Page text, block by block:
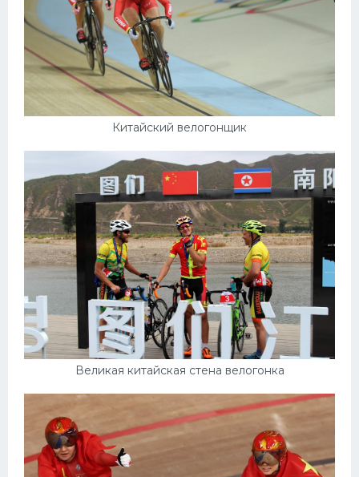
Китайский велогонщик
Великая китайская стена велогонка